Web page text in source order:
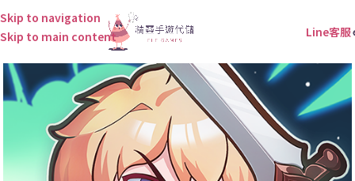
Skip to navigation
Skip to main content
Line客服